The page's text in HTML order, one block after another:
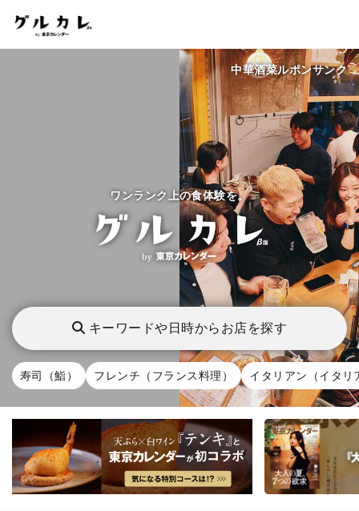
中華酒菜ルポンサンク
ワンランク上の食体験を。
キーワードや日時からお店を探す
寿司（鮨） フレンチ（フランス料理） イタリアン（イタリ